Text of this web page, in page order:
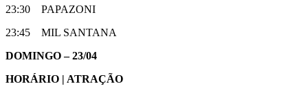
23:30 PAPAZONI
23:45 MIL SANTANA
DOMINGO – 23/04
HORÁRIO | ATRAÇÃO